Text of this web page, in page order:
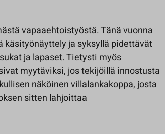
vapaaehtoistyöstä. Tänä vuonna
ja syksyllä pidettävät
ja lapaset. Tietysti myös
myytäviksi, jos tekijöillä innostusta
näköinen villalankakoppa, josta
sitten lahjoittaa